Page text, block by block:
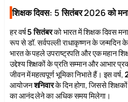
शिक्षक दिवस: 5 सितंबर 2026 को
हर वर्ष5 सितंबरको भारत में शिक्षक दिवस
रूप से डॉ. सर्वपल्ली राधाकृष्णन के जन्मदिन
भारत के पहले उपराष्ट्रपति और एक महान
उद्देश्य शिक्षकों के प्रति सम्मान और आभार
जीवन में महत्वपूर्ण भूमिका निभाते हैं। इस वर्ष,
आयोजनशनिवारके दिन होगा, जिससे
का आनंद लेने का अधिक समय मिलेगा।